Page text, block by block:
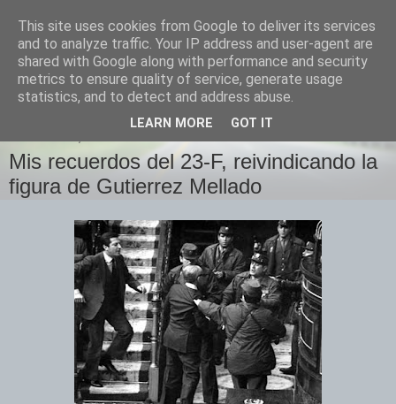
Izquierda Plural
Desde Cuenca para el mundo
Mis recuerdos del 23-F, reivindicando la
figura de Gutierrez Mellado
This site uses cookies from Google to deliver its services
and to analyze traffic. Your IP address and user-agent are
shared with Google along with performance and security
metrics to ensure quality of service, generate usage
statistics, and to detect and address abuse.
LEARN MORE GOT IT